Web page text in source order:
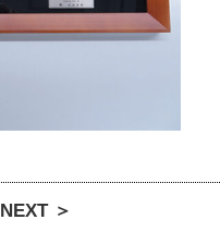
NEXT ＞